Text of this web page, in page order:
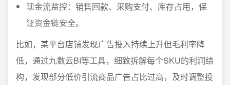
现金流监控：销售回款、采购支付、库存占用，保
证资金链安全。
比如，某平台店铺发现广告投入持续上升但毛利率降
低，通过九数云BI等工具，细致拆解每个SKU的利润结
构，发现部分低价引流商品广告占比过高，及时调整投